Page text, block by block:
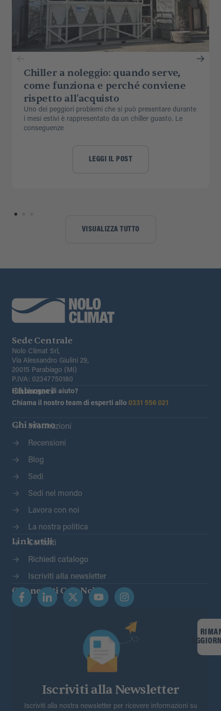
Chiller a noleggio: quando serve,
come funziona e perché conviene
rispetto all’acquisto
Uno dei peggiori problemi che si può presentare durante
i mesi estivi è rappresentato da un chiller guasto. Le
conseguenze
LEGGI IL POST
VISUALIZZA TUTTO
Sede Centrale
Nolo Climat Srl,
Via Alessandro Giulini 29,
20015 Parabiago (MI)
P.IVA: 02347750180
Chiamaci
Hai bisogno di aiuto?
Chiama il nostro team di esperti allo 0331 556 021
Chi siamo
Informazioni
Recensioni
Blog
Sedi
Sedi nel mondo
Lavora con noi
La nostra politica
Link utili
Contatti
Richiedi catalogo
Iscriviti alla newsletter
Connettiti Con Noi
Iscriviti alla Newsletter
Iscriviti alla nostra newsletter per ricevere informazioni su